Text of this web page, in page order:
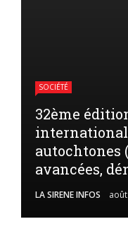
SOCIÉTÉ
32ème
autochtones
avancées,
LA SIRENE INFOS